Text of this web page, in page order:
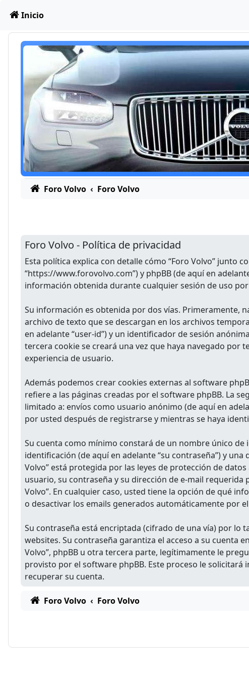
ObviarInicio
Foro Volvo Foro Volvo
Foro Volvo - Política de privacidad
Esta política explica con detalle cómo “Foro Volvo” junto
“https://www.forovolvo.com”) y phpBB (de aquí en
información obtenida durante cualquier sesión de uso
Su información es obtenida por dos vías. Primeramente,
archivo de texto que se descargan en los archivos
en adelante “user-id”) y un identificador de sesión
tercera cookie se creará una vez que haya navegado por
experiencia de usuario.
Además podemos crear cookies externas al software
refiere a las páginas creadas por el software phpBB. La
limitado a: envíos como usuario anónimo (de aquí en
por usted después de registrarse y mientras se haya
Su cuenta como mínimo constará de un nombre único
identificación (de aquí en adelante “su contraseña”) y
Volvo” está protegida por las leyes de protección de
usuario, su contraseña y su dirección de e-mail
Volvo”. En cualquier caso, usted tiene la opción de qué
o desactivar los emails generados automáticamente por
Su contraseña está encriptada (cifrado de una vía) por lo
websites. Su contraseña garantiza el acceso a su cuenta
Volvo”, phpBB u otra tercera parte, legítimamente le
provisto por el software phpBB. Este proceso le
recuperar su cuenta.
Foro Volvo Foro Volvo